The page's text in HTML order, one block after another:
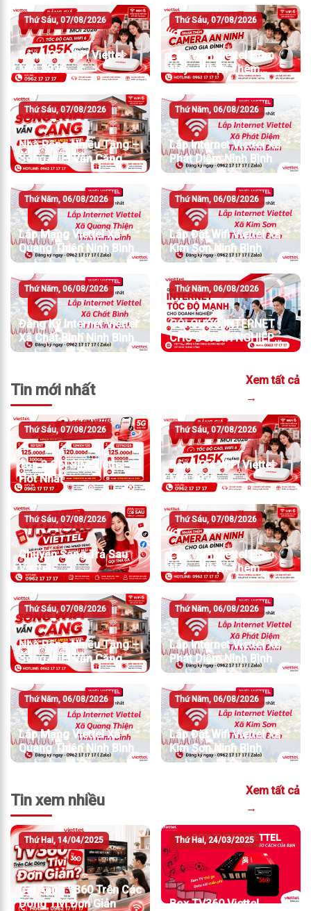
Thứ Sáu, 07/08/2026
Bảng Giá WiFi Viettel
Mới 2026
Thứ Sáu, 07/08/2026
Lắp WiFi Viettel Hôm
Nay – Nhận Thêm
Camera An Ninh
Thứ Sáu, 07/08/2026
Nhà Rộng Nhiều Tầng –
Sóng WiFi Vẫn Căng
Thứ Năm, 06/08/2026
Lắp Internet Viettel Xã
Phát Diệm Ninh Bình
Thứ Năm, 06/08/2026
Lắp Mạng Viettel Xã
Quang Thiện Ninh Bình
Thứ Năm, 06/08/2026
Lắp Đặt Wifi Viettel Xã
Kim Sơn Ninh Bình
Thứ Năm, 06/08/2026
Đăng Ký Internet Viettel
Xã Chất Bình Ninh Bình
Thứ Năm, 06/08/2026
GÓI CƯỚC INTERNET
CHO DOANH NGHIỆP
TỐC ĐỘ MẠNH
Tin mới nhất
Xem tất cả
→
Thứ Sáu, 07/08/2026
Top 3 Gói SIM Viettel
Hot Nhất
Thứ Sáu, 07/08/2026
Bảng Giá WiFi Viettel
Mới 2026
Thứ Sáu, 07/08/2026
Chuyển Sang Trả Sau
Viettel
Thứ Sáu, 07/08/2026
Lắp WiFi Viettel Hôm
Nay – Nhận Thêm
Camera An Ninh
Thứ Sáu, 07/08/2026
Nhà Rộng Nhiều Tầng –
Sóng WiFi Vẫn Căng
Thứ Năm, 06/08/2026
Lắp Internet Viettel Xã
Phát Diệm Ninh Bình
Thứ Năm, 06/08/2026
Lắp Mạng Viettel Xã
Quang Thiện Ninh Bình
Thứ Năm, 06/08/2026
Lắp Đặt Wifi Viettel Xã
Kim Sơn Ninh Bình
Tin xem nhiều
Xem tất cả
→
Thứ Hai, 14/04/2025
Cài App TV360 Trên Các
Dòng Tivi Đơn Giản
Thứ Hai, 24/03/2025
Box TV360 Viettel